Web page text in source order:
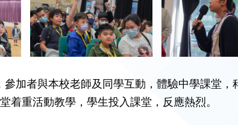
加者與本校老師及同學互動，體驗中學課堂，
着重活動教學，學生投入課堂，反應熱烈。